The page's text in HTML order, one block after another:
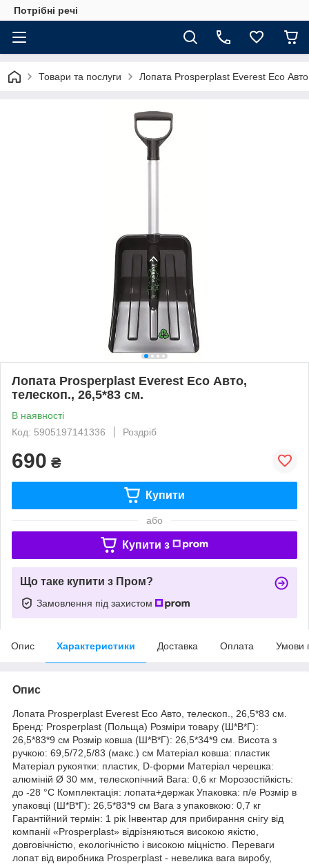
Потрібні речі
Товари та послуги Лопата Prosperplast Everest Eco
Лопата Prosperplast Everest Eco Авто,
телескоп., 26,5*83 см.
В наявності
Код: 5905197141336
Роздріб
690 ₴
Купити
або
Купити з
Що таке купити з Пром?
Замовлення під захистом
Опис Характеристики Доставка Оплата Умови
Опис
Лопата Prosperplast Everest Eco Авто, телескоп., 26,5*83 см.
Бренд: Prosperplast (Польща) Розміри товару (Ш*В*Г):
26,5*83*9 см Розмір ковша (Ш*В*Г): 26,5*34*9 см. Висота з
ручкою: 69,5/72,5/83 (макс.) см Матеріал ковша: пластик
Матеріал рукоятки: пластик, D-форми Матеріал черешка:
алюміній Ø 30 мм, телескопічний Вага: 0,6 кг Морозостійкість:
до -28 °C Комплектація: лопата+держак Упаковка: п/е Розмір в
упаковці (Ш*В*Г): 26,5*83*9 см Вага з упаковкою: 0,7 кг
Гарантійний термін: 1 рік Інвентар для прибирання снігу від
компанії «Prosperplast» відрізняються високою якістю,
довговічністю, екологічністю і високою міцністю. Переваги
лопат від виробника Prosperplast - невелика вага виробу,